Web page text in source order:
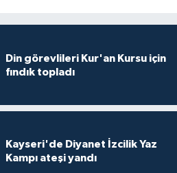
Din görevlileri Kur'an Kursu için
fındık topladı
Kayseri'de Diyanet İzcilik Yaz
Kampı ateşi yandı